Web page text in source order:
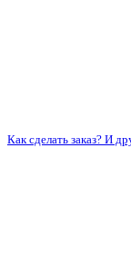
Как сделать заказ? И